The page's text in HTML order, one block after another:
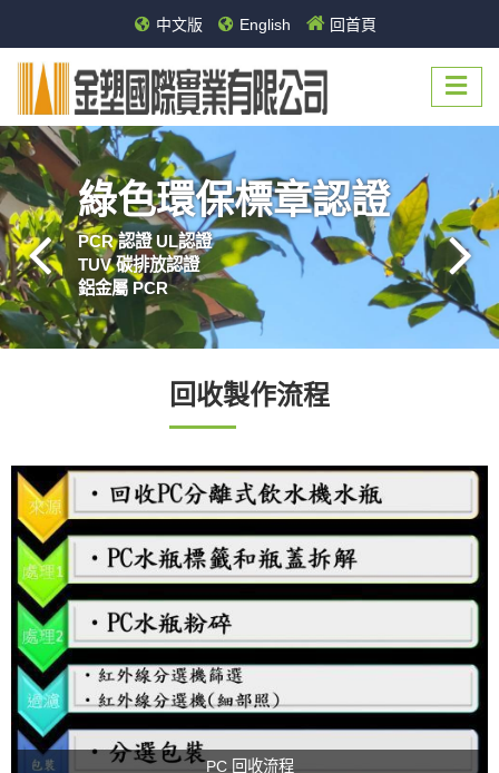
中文版 English 回首頁
使用一公斤
料
地球就少二公斤垃圾
回收製作流程